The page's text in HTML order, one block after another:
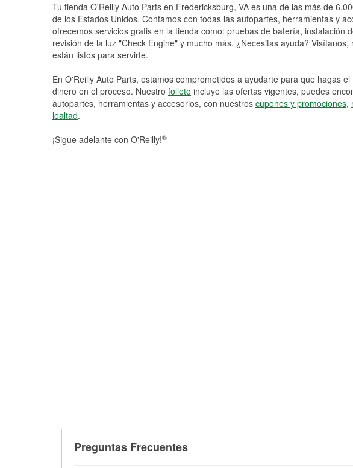
Tu tienda O'Reilly Auto Parts en Fredericksburg, VA es una de las más de
de los Estados Unidos. Contamos con todas las autopartes, herramientas y
ofrecemos servicios gratis en la tienda como: pruebas de batería, instalación
revisión de la luz "Check Engine" y mucho más. ¿Necesitas ayuda?
están listos para servirte.
En O'Reilly Auto Parts, estamos comprometidos a ayudarte para que hagas
dinero en el proceso. Nuestro folleto incluye las ofertas vigentes, puedes
autopartes, herramientas y accesorios, con nuestros cupones y promociones,
lealtad.
¡Sigue adelante con O'Reilly!®
Preguntas Frecuentes